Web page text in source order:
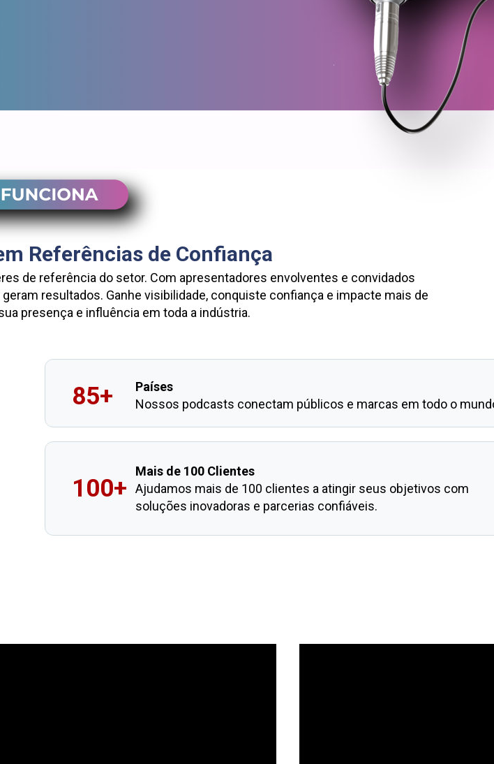
Referências de Confiança
de referência do setor. Com apresentadores envolventes e convidados
resultados. Ganhe visibilidade, conquiste confiança e impacte mais de
presença e influência em toda a indústria.
Países
Nossos podcasts conectam públicos e marcas em todo o
85+
Mais de 100 Clientes
Ajudamos mais de 100 clientes a atingir seus objetivos com
soluções inovadoras e parcerias confiáveis.
100+